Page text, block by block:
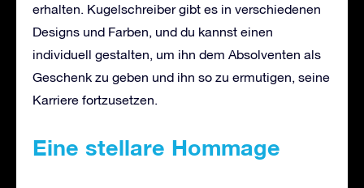
erhalten. Kugelschreiber gibt es in verschiedenen
Designs und Farben, und du kannst einen
individuell gestalten, um ihn dem Absolventen als
Geschenk zu geben und ihn so zu ermutigen, seine
Karriere fortzusetzen.
Eine stellare Hommage